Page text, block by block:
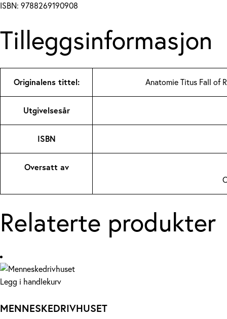
ISBN: 9788269190908
Tilleggsinformasjon
Originalens tittel: Anatomie Titus Fall of
Utgivelsesår
ISBN
Oversatt av
Relaterte produkter
Legg i handlekurv
MENNESKEDRIVHUSET